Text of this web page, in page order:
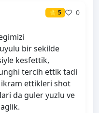
⭐ 5
0
bir sekilde
kesfettik,
tercih ettik tadi
ettikleri shot
da guler yuzlu ve